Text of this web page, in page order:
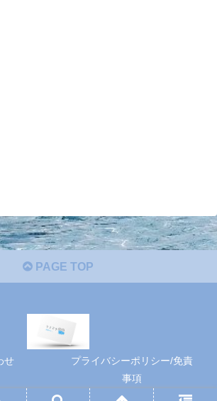
PAGE TOP
せ
プライバシーポリシー/免責
事項